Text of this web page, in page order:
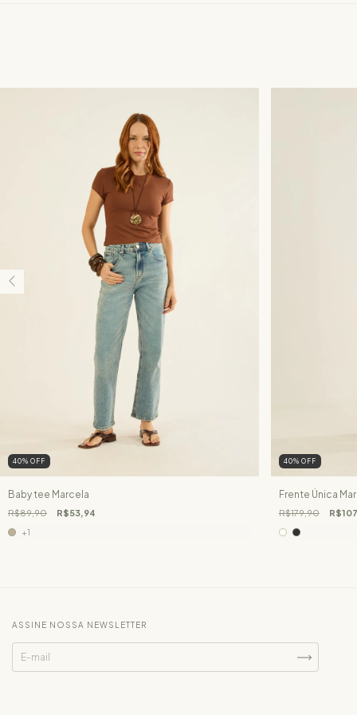
40% OFF
Baby tee Marcela
R$89,90 R$53,94
+1
40% OFF
Frente Única
R$179,90
ASSINE NOSSA NEWSLETTER